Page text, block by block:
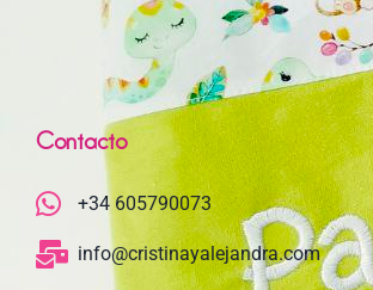
Contacto
+34 605790073
info@cristinayalejandra.com